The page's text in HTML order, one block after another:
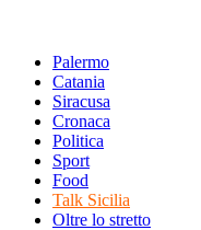
Palermo
Catania
Siracusa
Cronaca
Politica
Sport
Food
Talk Sicilia
Oltre lo stretto